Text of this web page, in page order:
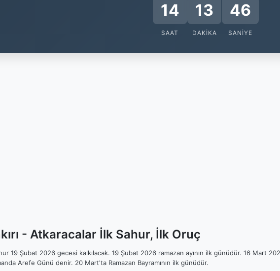
14
SAAT
13
DAKIKA
45
SANIYE
- Atkaracalar İlk Sahur, İlk Oruç
19 Şubat 2026 gecesi kalkılacak. 19 Şubat 2026 ramazan ayının ilk günüdür. 16 Mart
Arefe Günü denir. 20 Mart'ta Ramazan Bayramının ilk günüdür.